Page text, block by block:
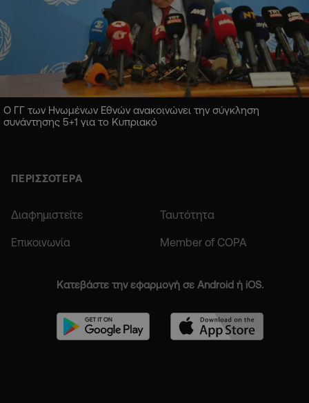
Ο ΓΓ των Ηνωμένων Εθνών ανακοινώνει την σύγκληση
συνάντησης 5+1 για το Κυπριακό
ΠΕΡΙΣΣΟΤΕΡΑ
Διαφημιστείτε Ταυτότητα
Επικοινωνία Member of COPA
Κατεβάστε την εφαρμογή σε Android ή iOS.